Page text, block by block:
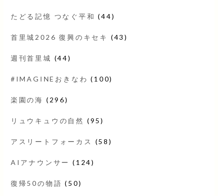
たどる記憶 つなぐ平和 (44)
首里城2026 復興のキセキ (43)
週刊首里城 (44)
#IMAGINEおきなわ (100)
楽園の海 (296)
リュウキュウの自然 (95)
アスリートフォーカス (58)
AIアナウンサー (124)
復帰50の物語 (50)